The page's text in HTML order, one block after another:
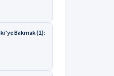
Bakmak (1):